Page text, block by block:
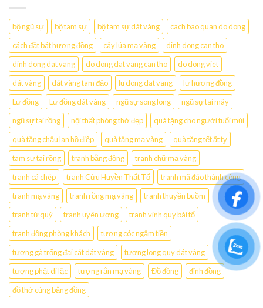
bộ ngũ sự bộ tam sự bộ tam sự dát vàng
cach bao quan do dong
cách đặt bát hương đồng
cây lúa mạ vàng
dinh dong can tho
dinh dong dat vang
do dong dat vang can tho
do dong viet
dát vàng
dát vàng tam đảo lu dong dat vang
lư hương đồng
Lư đồng
Lư đồng dát vàng ngũ sự song long
ngũ sự tai mây
ngũ sự tai rồng
nội thất phòng thờ đẹp
quà tặng cho người tuổi mùi
quà tặng chậu lan hồ điệp
quà tặng mạ vàng
quà tặng tết ất tỵ
tam sự tai rồng
tranh bằng đồng
tranh chữ mạ vàng
tranh cá chép
tranh Cửu Huyền Thất Tổ
tranh mã đáo thành công
tranh mạ vàng
tranh rồng mạ vàng
tranh thuyền buồm
tranh tứ quý
tranh uyên ương
tranh vinh quy bái tổ
tranh đồng phòng khách
tượng cóc ngậm tiền
tượng gà trống đại cát dát vàng
tượng long quy dát vàng
tượng phật di lặc
tượng rắn mạ vàng Đồ đồng
đỉnh đồng
đồ thờ cúng bằng đồng